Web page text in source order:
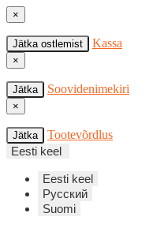
×
Jätka ostlemist Kassa
×
Jätka Soovidenimekiri
×
Jätka
Tootevõrdlus
Eesti keel
Eesti keel
Русский
Suomi